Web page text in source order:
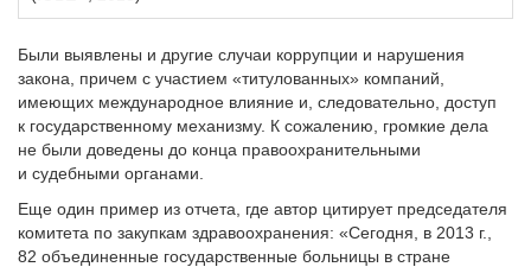
Были выявлены и другие случаи коррупции и нарушения
закона, причем с участием «титулованных» компаний,
имеющих международное влияние и, следовательно, доступ
к государственному механизму. К сожалению, громкие дела
не были доведены до конца правоохранительными
и судебными органами.
Еще один пример из отчета, где автор цитирует председателя
комитета по закупкам здравоохранения: «Сегодня, в 2013 г.,
82 объединенные государственные больницы в стране